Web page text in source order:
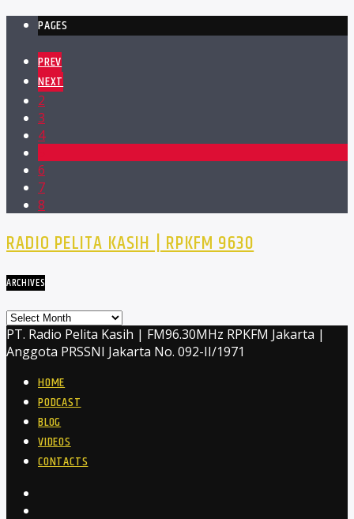
PAGES
PREV
NEXT
2
3
4
6
7
8
RADIO PELITA KASIH | RPKFM 9630
ARCHIVES
Archives
PT. Radio Pelita Kasih | FM96.30MHz RPKFM Jakarta |
Anggota PRSSNI Jakarta No. 092-II/1971
HOME
PODCAST
BLOG
VIDEOS
CONTACTS